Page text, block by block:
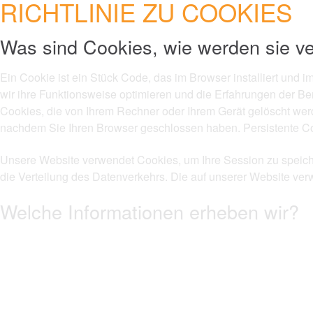
RICHTLINIE ZU COOKIES
Was sind Cookies, wie werden sie
Ein Cookie ist ein Stück Code, das im Browser installiert und
wir ihre Funktionsweise optimieren und die Erfahrungen der
Cookies, die von Ihrem Rechner oder Ihrem Gerät gelöscht
nachdem Sie Ihren Browser geschlossen haben. Persistente
Unsere Website verwendet Cookies, um Ihre Session zu
die Verteilung des Datenverkehrs. Die auf unserer Website
Welche Informationen erheben wir?